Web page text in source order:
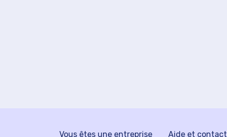
Vous êtes une entreprise Aide et contact